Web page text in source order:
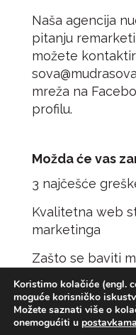
Naša agencija
pitanju
možete
mreža na
profilu.
Možda će vas
3 najčešće
Kvalitetna web
marketinga
Zašto se baviti
Koristimo kolačiće (engl.
moguće korisničko
Možete saznati više o
onemogućiti u postavkama